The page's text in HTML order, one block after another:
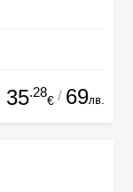
35.28
€ / 69лв.